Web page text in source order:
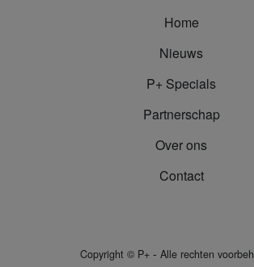
Home
Nieuws
P+ Specials
Partnerschap
Over ons
Contact
Copyright © P+ - Alle rechten